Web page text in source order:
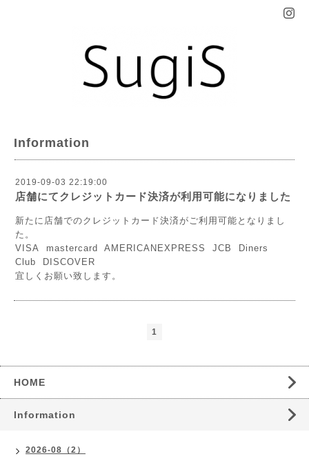
Information
2019-09-03 22:19:00
店舗にてクレジットカード決済が利用可能になりました
新たに店舗でのクレジットカード決済がご利用可能となりまし
た。
VISA mastercard AMERICANEXPRESS JCB Diners
Club DISCOVER
宜しくお願い致します。
1
HOME
Information
2026-08（2）